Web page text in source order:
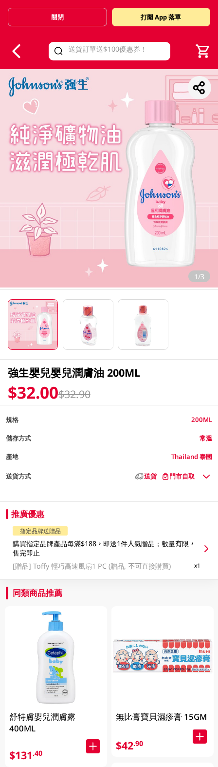
Valid Until 30 June 2026
關閉 打開 App 落單
1/3
強生嬰兒嬰兒潤膚油 200ML
$32.00$32.90
規格 200ML
儲存方式 常溫
產地 Thailand 泰國
送貨方式 送貨 門市自取
推廣優惠
指定品牌送贈品
購買指定品牌產品每滿$188，即送1件人氣贈品；數量有限，
售完即止
[贈品]Toffy 輕巧高速風扇1 PC (贈品, 不可直接購買) x1
同類商品推薦
舒特膚嬰兒潤膚露
400ML
$131.40
無比膏寶貝濕疹膏 15GM
$42.90